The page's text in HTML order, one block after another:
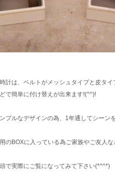
計は、ベルトがメッシュタイプと皮タ
で簡単に付け替えが出来ます!(^^)!
プルなデザインの為、1年通してシーン
のBOXに入っている為ご家族やご友人
で実際にご覧になってみて下さい(*^^*)